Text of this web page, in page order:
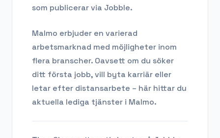
som publicerar via Jobble.
Malmo erbjuder en varierad
arbetsmarknad med möjligheter inom
flera branscher. Oavsett om du söker
ditt första jobb, vill byta karriär eller
letar efter distansarbete – här hittar du
aktuella lediga tjänster i Malmo.